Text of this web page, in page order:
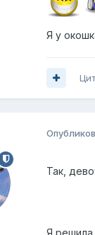
Я у
Так,
Я решила